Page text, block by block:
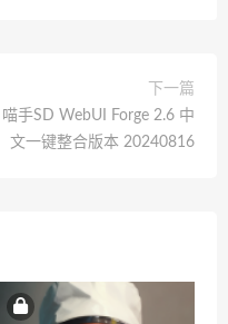
下一篇
喵手SD WebUI Forge 2.6 中
文一键整合版本 20240816